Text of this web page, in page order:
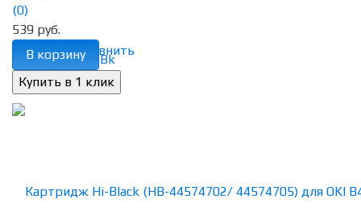
избранное сравнить
(0)
539 руб.
В корзину